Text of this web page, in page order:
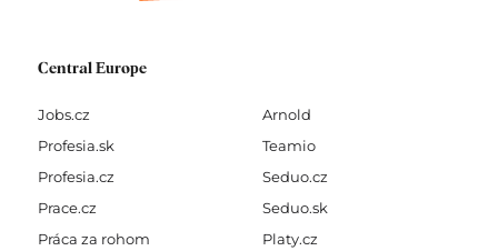
Central Europe
Jobs.cz
Profesia.sk
Profesia.cz
Prace.cz
Práca za rohom
Arnold
Teamio
Seduo.cz
Seduo.sk
Platy.cz